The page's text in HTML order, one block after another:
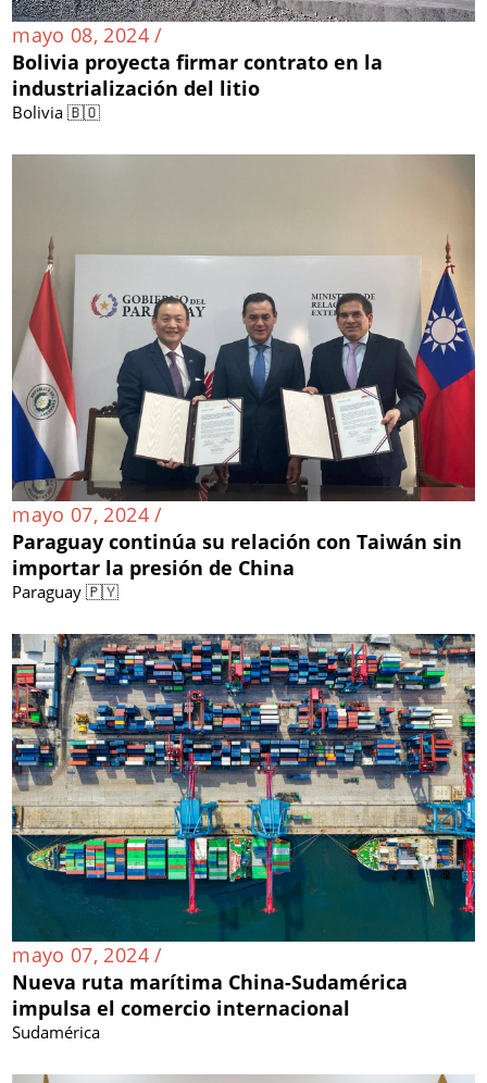
mayo 08, 2024 /
Bolivia proyecta firmar contrato en la
industrialización del litio
Bolivia 🇧🇴
mayo 07, 2024 /
Paraguay continúa su relación con Taiwán sin
importar la presión de China
Paraguay 🇵🇾
mayo 07, 2024 /
Nueva ruta marítima China-Sudamérica
impulsa el comercio internacional
Sudamérica